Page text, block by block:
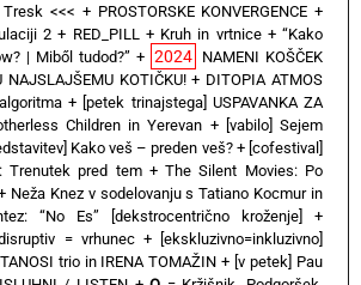
<<< + PROSTORSKE KONVERGENCE +
2 + RED_PILL + Kruh in vrtnice+ “Kako
| Miből tudod?” + 2024 NAMENI KOŠČEK
NAJSLAJŠEMU KOTIČKU!+ DITOPIA ATMOS
+ [petek trinajstega] USPAVANKA ZA
Children in Yerevan + [vabilo] Sejem
Kako veš – preden veš?+ [cofestival]
Trenutek pred tem+The Silent Movies: Po
Neža Knez v sodelovanju s Tatiano Kocmur in
“No Es” [dekstrocentrično kroženje]
+
= vrhunec+
[ekskluzivno=inkluzivno]
trio in IRENA TOMAŽIN + [v petek] Pau